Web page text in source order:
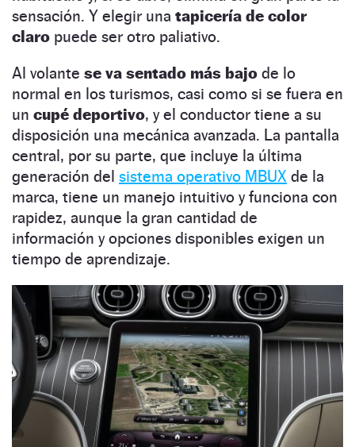
sensación. Y elegir una tapicería de color
claro puede ser otro paliativo.
Al volante se va sentado más bajo de lo
normal en los turismos, casi como si se fuera en
un cupé deportivo, y el conductor tiene a su
disposición una mecánica avanzada. La pantalla
central, por su parte, que incluye la última
generación del sistema operativo MBUX de la
marca, tiene un manejo intuitivo y funciona con
rapidez, aunque la gran cantidad de
información y opciones disponibles exigen un
tiempo de aprendizaje.